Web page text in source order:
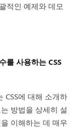
적인 예제와 데모
사용하는 CSS
CSS에 대해 소개하
방법을 상세히 설
이해하는 데 매우